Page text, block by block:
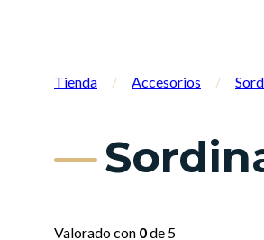
Tienda / Accesorios /
Valorado con 0de 5